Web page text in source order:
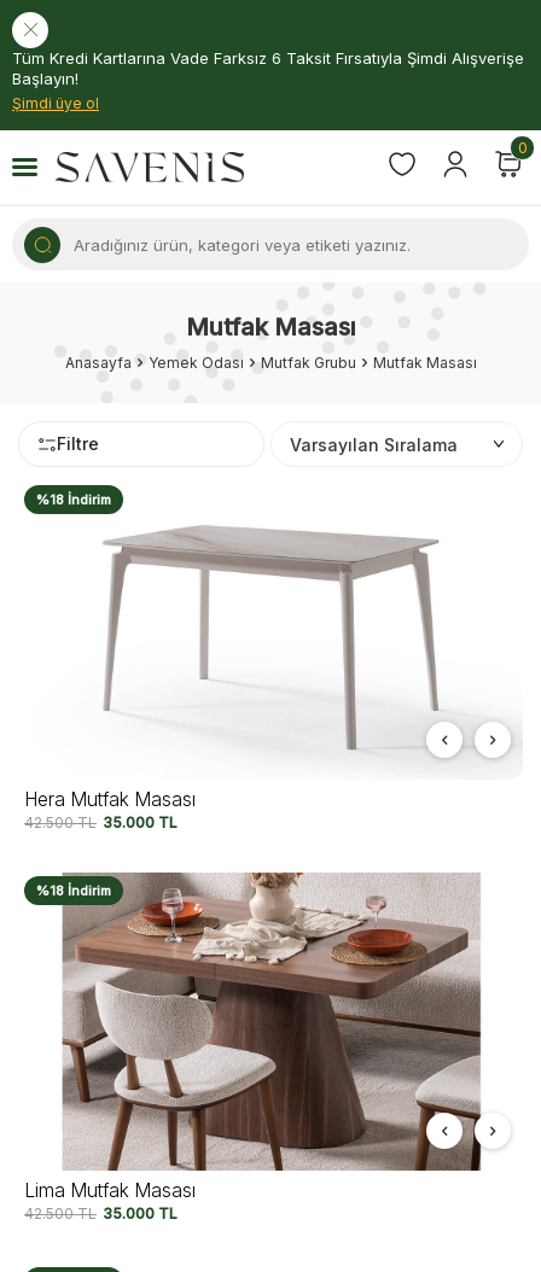
Tüm Kredi Kartlarına Vade Farksız 6 Taksit Fırsatıyla Şimdi Alışverişe
Başlayın!
Şimdi üye ol
0
Mutfak Masası
Anasayfa Yemek Odası Mutfak Grubu Mutfak Masası
Filtre
%18 İndirim
Hera Mutfak Masası
42.500TL 35.000 TL
%18 İndirim
Lima Mutfak Masası
42.500TL 35.000 TL